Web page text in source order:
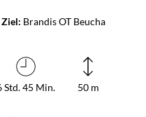
Ziel: Brandis OT Beucha
Std. 45 Min. 50 m